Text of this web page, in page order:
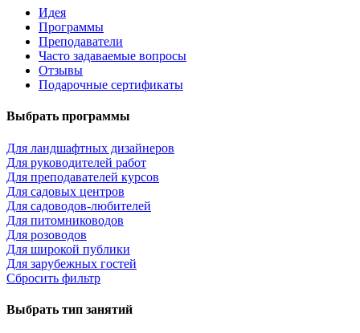
Идея
Программы
Преподаватели
Часто задаваемые вопросы
Отзывы
Подарочные сертификаты
Выбрать программы
Для ландшафтных дизайнеров
Для руководителей работ
Для преподавателей курсов
Для садовых центров
Для садоводов-любителей
Для питомниководов
Для розоводов
Для широкой публики
Для зарубежных гостей
Сбросить фильтр
Выбрать тип занятий